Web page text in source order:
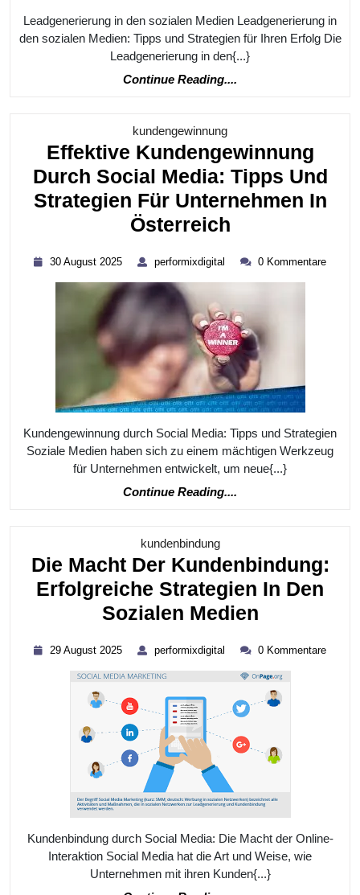
Ihren
Leadgenerierung in den sozialen Medien Leadgenerierung in
den sozialen Medien: Tipps und Strategien für Ihren Erfolg Die
Leadgenerierung in den{...}
Continue Reading....
kundengewinnungKategorie
Effektive Kundengewinnung
Durch Social Media: Tipps Und
Strategien Für Unternehmen In
ÖsterreichEffektive
Durch
Media:
Tipps
Und
Strategien
Für
Unternehmen
In
Österreich
30 August 2025
2025
performixdigital performixdigital
0 Kommentare
Kundengewinnung durch Social Media: Tipps und Strategien
Soziale Medien haben sich zu einem mächtigen Werkzeug
für Unternehmen entwickelt, um neue{...}
Continue Reading....
kundenbindungKategorie
Die Macht Der Kundenbindung:
Erfolgreiche Strategien In Den
Sozialen MedienDie
Der
In
Sozialen
Medien
29 August 2025
2025
performixdigital performixdigital
0 Kommentare
Kundenbindung durch Social Media: Die Macht der Online-
Interaktion Social Media hat die Art und Weise, wie
Unternehmen mit ihren Kunden{...}